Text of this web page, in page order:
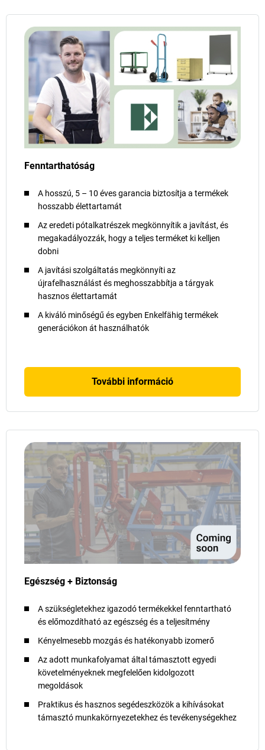
Fenntarthatóság
A hosszú, 5 – 10 éves garancia biztosítja a termékek
hosszabb élettartamát
Az eredeti pótalkatrészek megkönnyítik a javítást, és
megakadályozzák, hogy a teljes terméket ki kelljen
dobni
A javítási szolgáltatás megkönnyíti az
újrafelhasználást és meghosszabbítja a tárgyak
hasznos élettartamát
A kiváló minőségű és egyben Enkelfähig termékek
generációkon át használhatók
További információ
Egészség + Biztonság
A szükségletekhez igazodó termékekkel fenntartható
és előmozdítható az egészség és a teljesítmény
Kényelmesebb mozgás és hatékonyabb izomerő
Az adott munkafolyamat által támasztott egyedi
követelményeknek megfelelően kidolgozott
megoldások
Praktikus és hasznos segédeszközök a kihívásokat
támasztó munkakörnyezetekhez és tevékenységekhez